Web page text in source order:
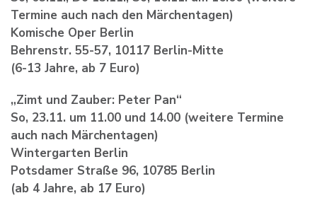
Termine auch nach den Märchentagen)
Komische Oper Berlin
Behrenstr. 55-57, 10117 Berlin-Mitte
(6-13 Jahre, ab 7 Euro)
„Zimt und Zauber: Peter Pan“
So, 23.11. um 11.00 und 14.00 (weitere Termine
auch nach Märchentagen)
Wintergarten Berlin
Potsdamer Straße 96, 10785 Berlin
(ab 4 Jahre, ab 17 Euro)